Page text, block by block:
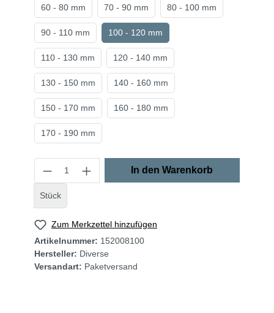
60 - 80 mm 70 - 90 mm 80 - 100 mm
90 - 110 mm 100 - 120 mm
110 - 130 mm 120 - 140 mm
130 - 150 mm 140 - 160 mm
150 - 170 mm 160 - 180 mm
170 - 190 mm
Stück
In den Warenkorb
Zum Merkzettel hinzufügen
Artikelnummer: 152008100
Hersteller: Diverse
Versandart: Paketversand